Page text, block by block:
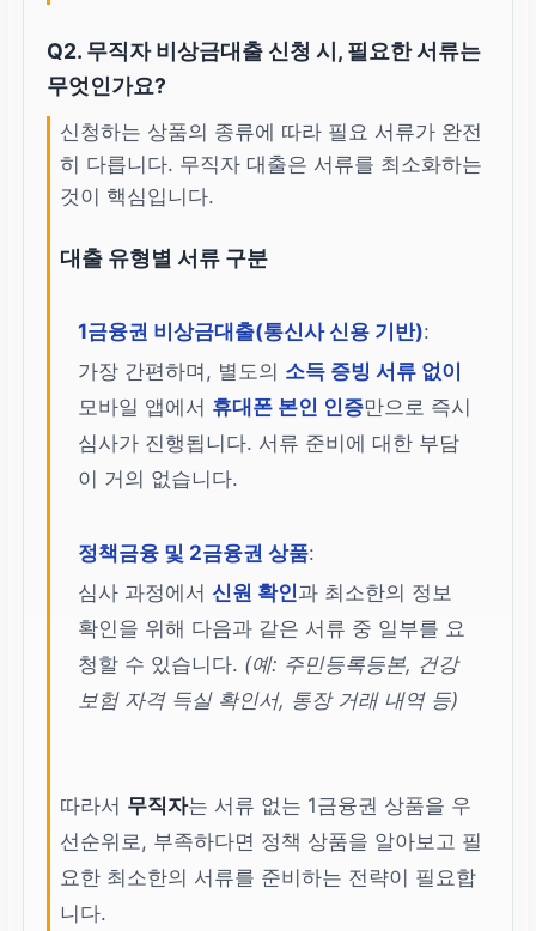
Q2. 무직자 비상금대출 신청 시, 필요한 서류는
무엇인가요?
신청하는 상품의 종류에 따라 필요 서류가 완전
히 다릅니다. 무직자 대출은 서류를 최소화하는
것이 핵심입니다.
대출 유형별 서류 구분
1금융권 비상금대출(통신사 신용 기반):
가장 간편하며, 별도의 소득 증빙 서류 없이
모바일 앱에서 휴대폰 본인 인증만으로 즉시
심사가 진행됩니다. 서류 준비에 대한 부담
이 거의 없습니다.
정책금융 및 2금융권 상품:
심사 과정에서신원 확인과 최소한의 정보
확인을 위해 다음과 같은 서류 중 일부를 요
청할 수 있습니다. (예: 주민등록등본, 건강
보험 자격 득실 확인서, 통장 거래 내역 등)
따라서 무직자는 서류 없는 1금융권 상품을 우
선순위로, 부족하다면 정책 상품을 알아보고 필
요한 최소한의 서류를 준비하는 전략이 필요합
니다.